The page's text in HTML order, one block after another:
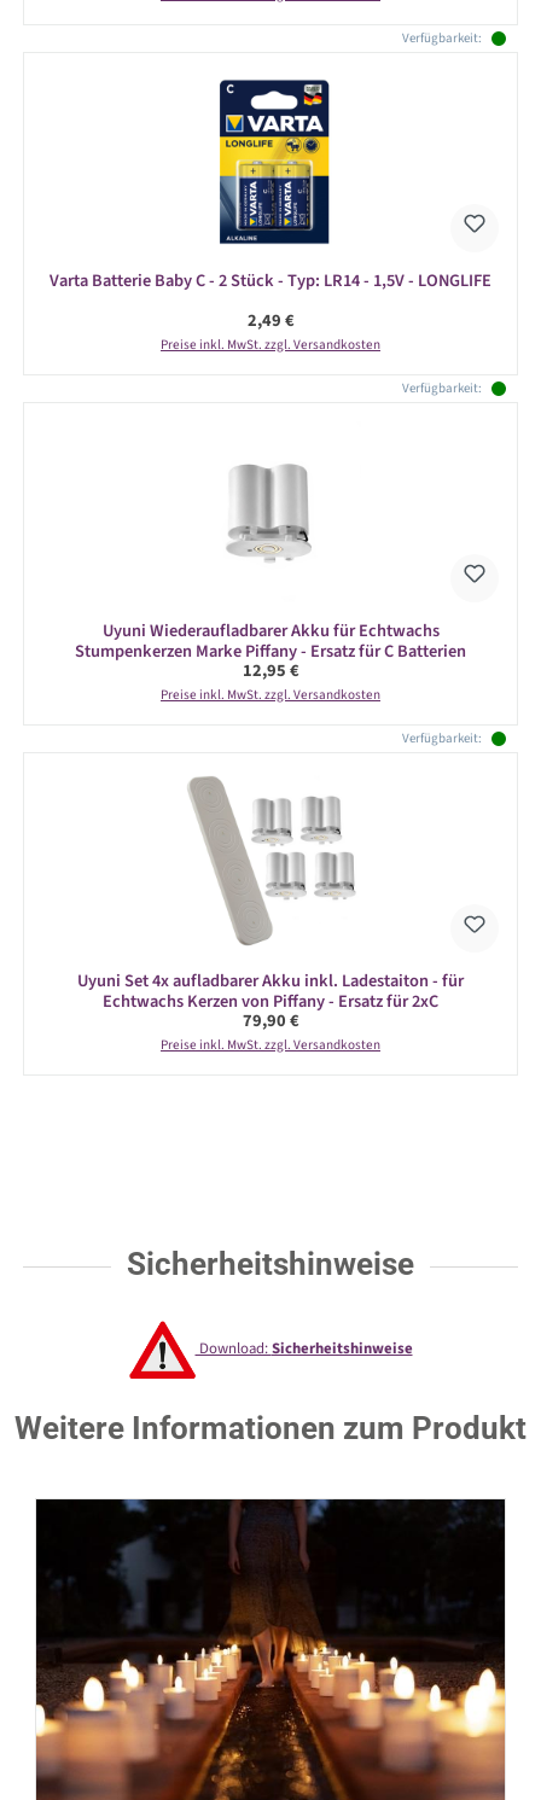
Verfügbarkeit:
Varta Batterie Baby C - 2 Stück - Typ: LR14 - 1,5V - LONGLIFE
Regulärer Preis:
2,49 €
Preise inkl. MwSt. zzgl. Versandkosten
Verfügbarkeit:
Uyuni Wiederaufladbarer Akku für Echtwachs
Stumpenkerzen Marke Piffany - Ersatz für C Batterien
Regulärer Preis:
12,95 €
Preise inkl. MwSt. zzgl. Versandkosten
Verfügbarkeit:
Uyuni Set 4x aufladbarer Akku inkl. Ladestaiton - für
Echtwachs Kerzen von Piffany - Ersatz für 2xC
Regulärer Preis:
79,90 €
Preise inkl. MwSt. zzgl. Versandkosten
Sicherheitshinweise
Download:Sicherheitshinweise
Weitere Informationen zum Produkt